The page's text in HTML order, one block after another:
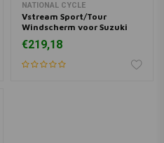
NATIONAL CYCLE
Vstream Sport/Tour
Windscherm voor Suzuki
DL650 V-Strom/V-Strom
Adventure/X/XT ('12-'16) |
Lichte Tint
€219,18